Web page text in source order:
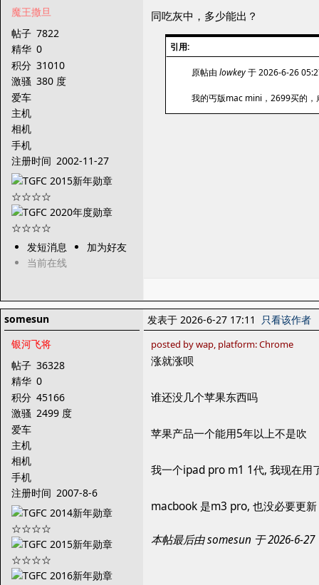
魔王撒旦
帖子 7822
精华 0
积分 31010
激骚 380 度
爱车
主机
相机
手机
注册时间 2002-11-27
发短消息
加为好友
当前在线
同吃灰中，多少能出？
引用:
原帖由 lowkey于 2026-6-26
我的丐版mac mini，2699买的
somesun
银河飞将
帖子 36328
精华 0
积分 45166
激骚 2499 度
爱车
主机
相机
手机
注册时间 2007-8-6
发表于 2026-6-27 17:11 只看该作者
posted by wap, platform: Chrome
涨就涨呗
谁还没几个苹果东西吗
苹果产品一个能用5年以上不是吹
我一个ipad pro m1 1代, 我现在用
macbook 是m3 pro, 也没必要更新
本帖最后由 somesun 于 2026-6-